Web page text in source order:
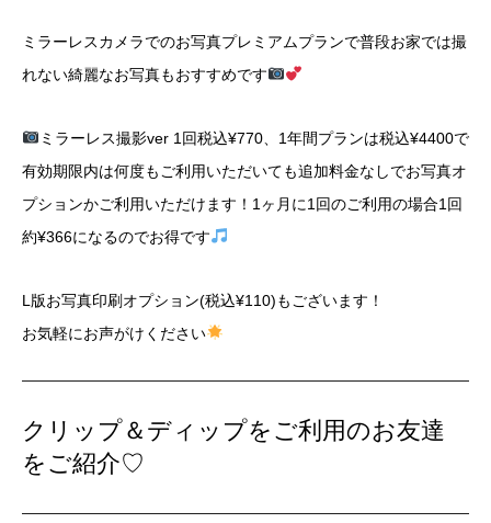
ミラーレスカメラでのお写真プレミアムプランで普段お家では撮
れない綺麗なお写真もおすすめです
ミラーレス撮影ver 1回税込¥770、1年間プランは税込¥4400で
有効期限内は何度もご利用いただいても追加料金なしでお写真オ
プションかご利用いただけます！1ヶ月に1回のご利用の場合1回
約¥366になるのでお得です
L版お写真印刷オプション(税込¥110)もございます！
お気軽にお声がけください
クリップ＆ディップをご利用のお友達
をご紹介♡